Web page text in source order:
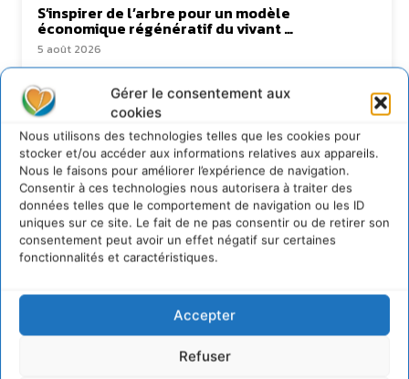
Gérer le consentement aux
cookies
Nous utilisons des technologies telles que les cookies pour
stocker et/ou accéder aux informations relatives aux appareils.
Nous le faisons pour améliorer l’expérience de navigation.
Consentir à ces technologies nous autorisera à traiter des
données telles que le comportement de navigation ou les ID
uniques sur ce site. Le fait de ne pas consentir ou de retirer son
consentement peut avoir un effet négatif sur certaines
fonctionnalités et caractéristiques.
Accepter
Refuser
S’inspirer de l’arbre pour un modèle
économique régénératif du vivant …
5 août 2026
entreprises à devenir des alliées du vivant
4 août 2026
Comment le sol français a perdu sa mémoire
hydrique et déréglé tout le territoire (2020-
2026)
2 août 2026
Permaculture, la Voie de l’Autonomie
30 juillet 2026
Newsletter